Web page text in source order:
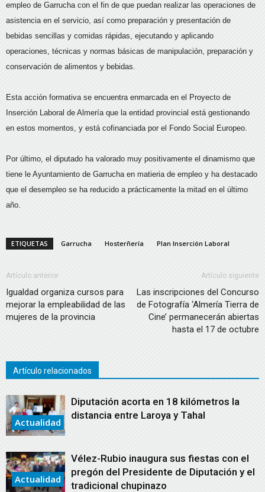
empleo de Garrucha con el fin de que puedan realizar las operaciones de
asistencia en el servicio, así como preparación y presentación de
bebidas sencillas y comidas rápidas, ejecutando y aplicando
operaciones, técnicas y normas básicas de manipulación, preparación y
conservación de alimentos y bebidas.
Esta acción formativa se encuentra enmarcada en el Proyecto de
Inserción Laboral de Almería que la entidad provincial está gestionando
en estos momentos, y está cofinanciada por el Fondo Social Europeo.
Por último, el diputado ha valorado muy positivamente el dinamismo que
tiene le Ayuntamiento de Garrucha en matieria de empleo y ha destacado
que el desempleo se ha reducido a prácticamente la mitad en el último
año.
ETIQUETAS Garrucha Hosterñería Plan Inserción Laboral
Artículo anterior
Igualdad organiza cursos para
mejorar la empleabilidad de las
mujeres de la provincia
Artículo siguiente
Las inscripciones del Concurso
de Fotografía ‘Almería Tierra de
Cine’ permanecerán abiertas
hasta el 17 de octubre
Artículo relacionados
Actualidad
Diputación acorta en 18 kilómetros la
distancia entre Laroya y Tahal
Actualidad
Vélez-Rubio inaugura sus fiestas con el
pregón del Presidente de Diputación y el
tradicional chupinazo